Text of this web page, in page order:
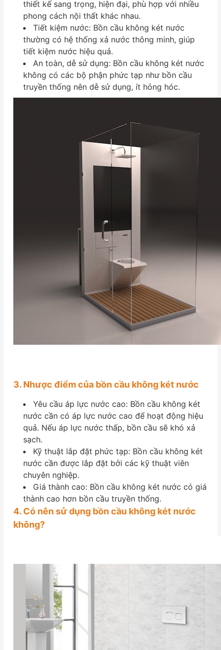
thiết kế sang trọng, hiện đại, phù hợp với nhiều
phong cách nội thất khác nhau.
Tiết kiệm nước: Bồn cầu không két nước
thường có hệ thống xả nước thông minh, giúp
tiết kiệm nước hiệu quả.
An toàn, dễ sử dụng: Bồn cầu không két nước
không có các bộ phận phức tạp như bồn cầu
truyền thống nên dễ sử dụng, ít hỏng hóc.
3. Nhược điểm của bồn cầu không két nước
Yêu cầu áp lực nước cao: Bồn cầu không két
nước cần có áp lực nước cao để hoạt động hiệu
quả. Nếu áp lực nước thấp, bồn cầu sẽ khó xả
sạch.
Kỹ thuật lắp đặt phức tạp: Bồn cầu không két
nước cần được lắp đặt bởi các kỹ thuật viên
chuyên nghiệp.
Giá thành cao: Bồn cầu không két nước có giá
thành cao hơn bồn cầu truyền thống.
4. Có nên sử dụng bồn cầu không két nước
không?